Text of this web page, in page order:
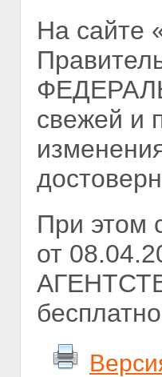
На сайте
свежей и
При этом
от